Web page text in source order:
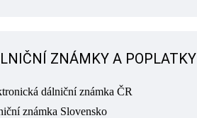
ZNÁMKY A POPLATKY
dálniční známka ČR
známka Slovensko